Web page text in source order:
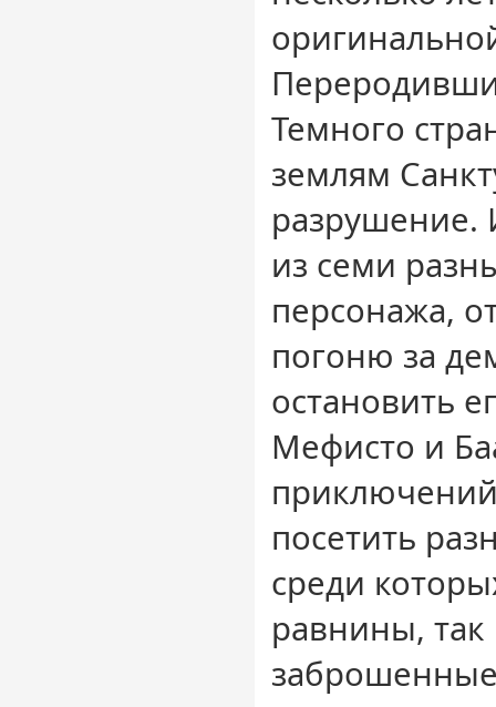
Темного
землям
разрушение.
из семи
персонажа,
погоню за
остановить
Мефисто и
посетить
среди
равнины,